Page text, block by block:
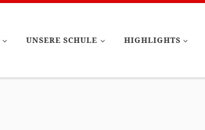
UNSERE SCHULE HIGHLIGHTS